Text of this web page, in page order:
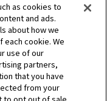
as cookies to
and ads.
about how we
cookie. We
use of our
partners,
that you have
from your